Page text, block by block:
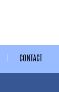
CONTACT